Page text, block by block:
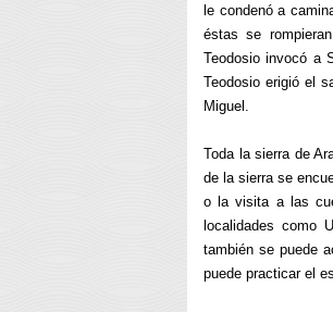
le condenó a
éstas se
Teodosio invocó a
Teodosio erigió el
Miguel.
Toda la sierra de
de la sierra se
o la visita a las
localidades como
también se puede
puede practicar el